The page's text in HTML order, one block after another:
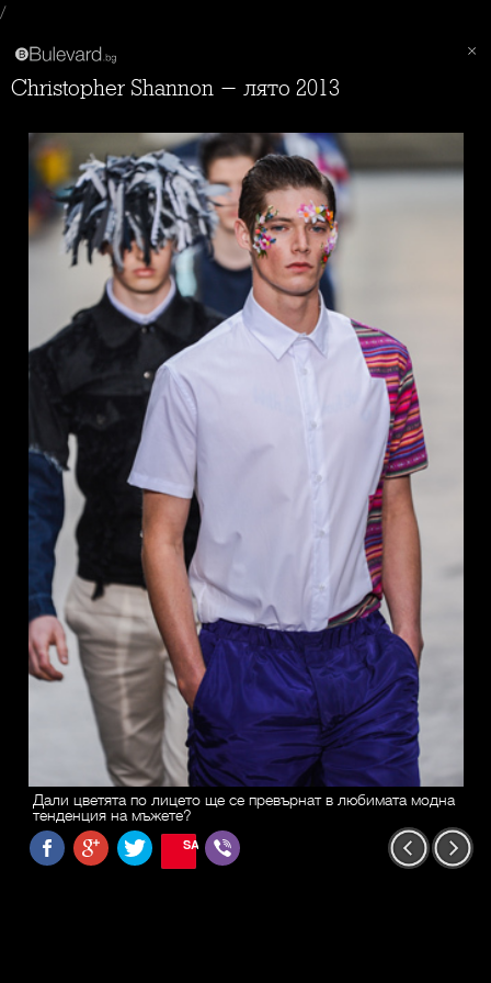
/
Christopher Shannon - лято 2013
Дали цветята по лицето ще се превърнат в любимата модна
тенденция на мъжете?
SAVE